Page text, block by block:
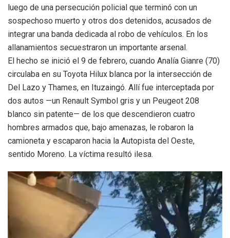
luego de una persecución policial que terminó con un
sospechoso muerto y otros dos detenidos, acusados de
integrar una banda dedicada al robo de vehículos. En los
allanamientos secuestraron un importante arsenal.
El hecho se inició el 9 de febrero, cuando Analía Gianre (70)
circulaba en su Toyota Hilux blanca por la intersección de
Del Lazo y Thames, en Ituzaingó. Allí fue interceptada por
dos autos —un Renault Symbol gris y un Peugeot 208
blanco sin patente— de los que descendieron cuatro
hombres armados que, bajo amenazas, le robaron la
camioneta y escaparon hacia la Autopista del Oeste,
sentido Moreno. La víctima resultó ilesa.
Reproductor